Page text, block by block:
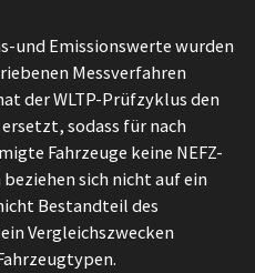
und Emissionswerte wurden
Messverfahren
der WLTP-Prüfzyklus den
sodass für nach
Fahrzeuge keine NEFZ-
sich nicht auf ein
Bestandteil des
Vergleichszwecken